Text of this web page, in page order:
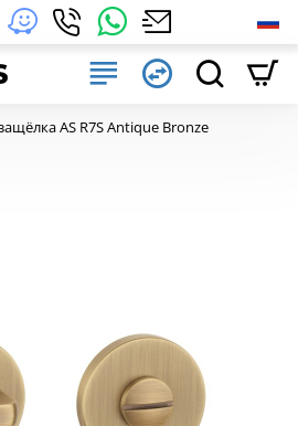
AS R7S Antique Bronze